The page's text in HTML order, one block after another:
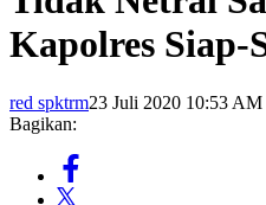
Kapolres Siap-
red spktrm23 Juli 2020 10:53 AM
Bagikan: